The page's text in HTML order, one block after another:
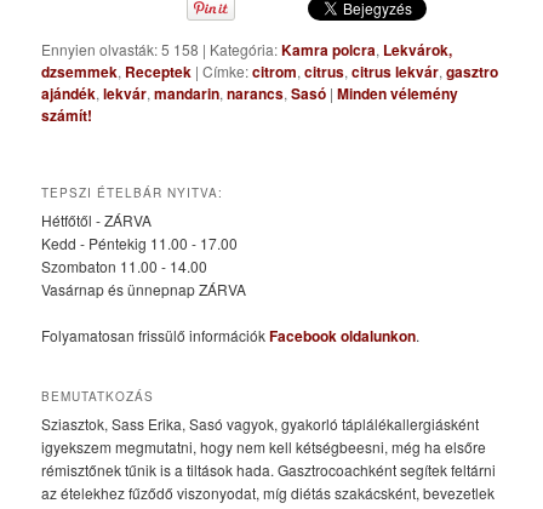
Ennyien olvasták: 5 158 | Kategória:Kamra polcra, Lekvárok,
dzsemmek, Receptek |Címke:citrom,citrus,citrus lekvár,gasztro
ajándék,lekvár,mandarin,narancs,Sasó |Minden vélemény
számít!
TEPSZI ÉTELBÁR NYITVA:
Hétfőtől - ZÁRVA
Kedd - Péntekig 11.00 - 17.00
Szombaton 11.00 - 14.00
Vasárnap és ünnepnap ZÁRVA
Folyamatosan frissülő információkFacebook oldalunkon.
BEMUTATKOZÁS
Sziasztok, Sass Erika, Sasó vagyok, gyakorló táplálékallergiásként
igyekszem megmutatni, hogy nem kell kétségbeesni, még ha elsőre
rémisztőnek tűnik is a tiltások hada. Gasztrocoachként segítek feltárni
az ételekhez fűződő viszonyodat, míg diétás szakácsként, bevezetlek